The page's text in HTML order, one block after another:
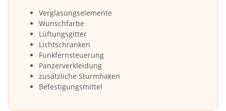
Verglasungselemente
Wunschfarbe
Lüftungsgitter
Lichtschranken
Funkfernsteuerung
Panzerverkleidung
zusätzliche Sturmhaken
Befestigungsmittel